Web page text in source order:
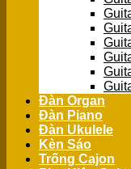
Đàn Organ
Đàn Piano
Đàn Ukulele
Kèn Sáo
Trống Cajon